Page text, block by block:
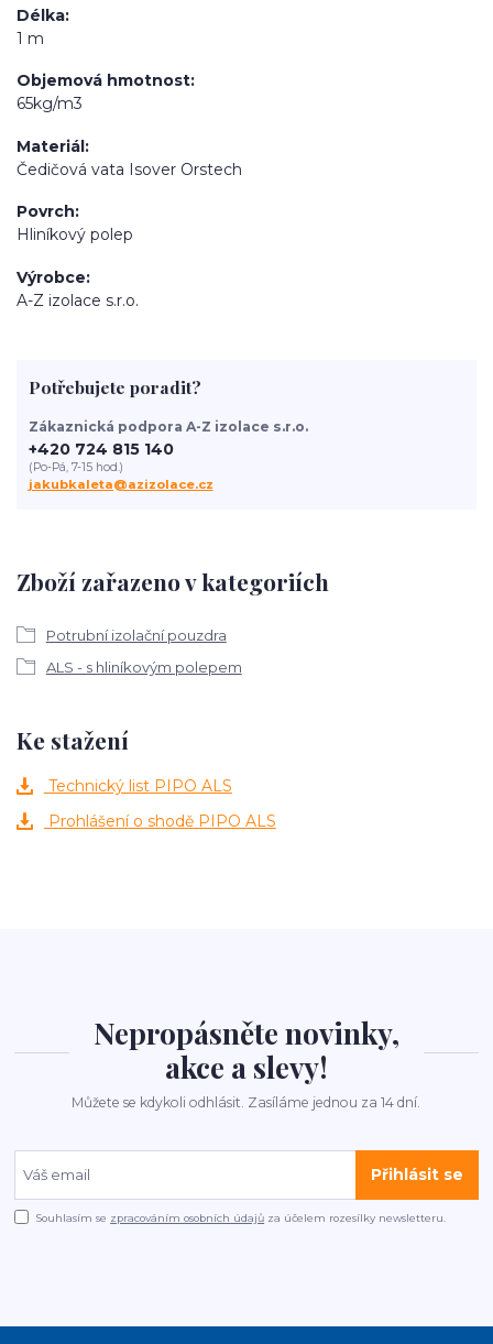
Délka
1 m
Objemová hmotnost
65kg/m3
Materiál
Čedičová vata Isover Orstech
Povrch
Hliníkový polep
Výrobce
A-Z izolace s.r.o.
Zboží zařazeno v kategoriích
Potrubní izolační pouzdra
ALS - s hliníkovým polepem
Potřebujete poradit?
Zákaznická podpora A-Z izolace s.r.o.
+420 724 815 140
(Po-Pá, 7-15 hod.)
jakubkaleta@azizolace.cz
Ke stažení
Technický list PIPO ALS
Prohlášení o shodě PIPO ALS
Nepropásněte novinky,
akce a slevy!
Můžete se kdykoli odhlásit. Zasíláme jednou za 14 dní.
Přihlásit se
Souhlasím se zpracováním osobních údajů za účelem rozesílky newsletteru.